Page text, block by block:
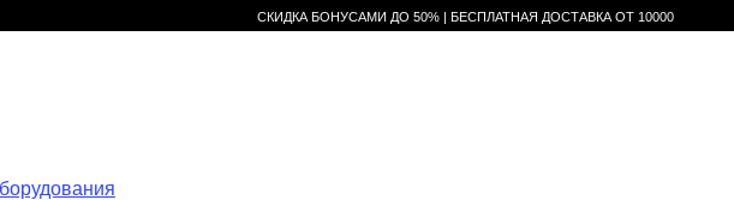
СКИДКА БОНУСАМИ ДО 50% | БЕСПЛАТНАЯ ДОСТАВКА ОТ 10000